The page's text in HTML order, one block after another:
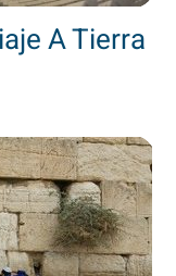
A Tierra